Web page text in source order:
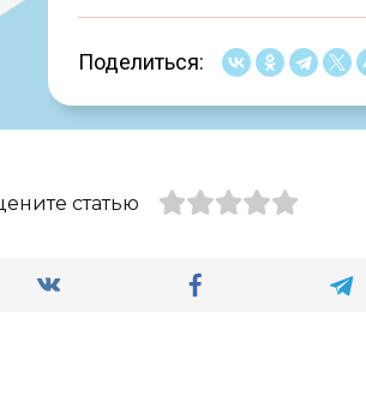
Поделиться:
статью